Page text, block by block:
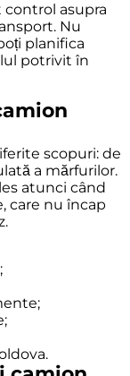
asupra
Nu
planifica
potrivit în
scopuri: de
a mărfurilor.
atunci când
care nu încap